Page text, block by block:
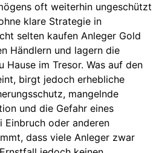
oft weiterhin ungeschützt
klare Strategie in
selten kaufen Anleger Gold
Händlern und lagern die
Hause im Tresor. Was auf den
birgt jedoch erhebliche
mangelnde
und die Gefahr eines
Einbruch oder anderen
dass viele Anleger zwar